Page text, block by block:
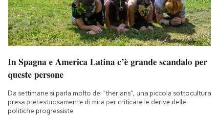
In Spagna e America Latina c’è grande scandalo per
queste persone
Da settimane si parla molto dei "therians", una piccola sottocultura
presa pretestuosamente di mira per criticare le derive delle
politiche progressiste